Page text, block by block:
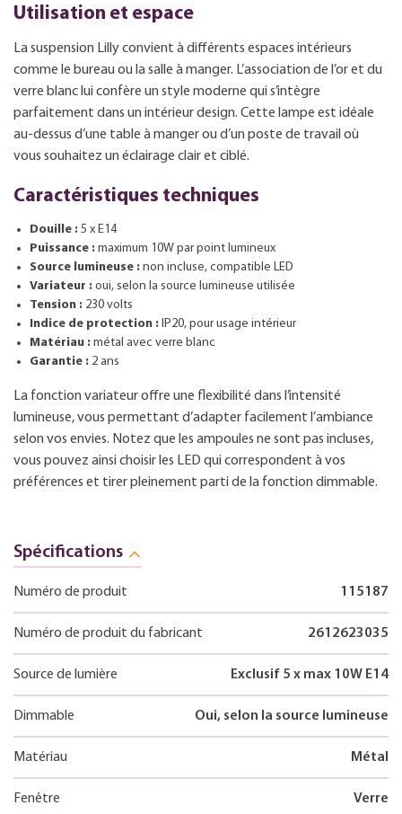
Utilisation et espace
La suspension Lilly convient à différents espaces intérieurs
comme le bureau ou la salle à manger. L’association de l’or et du
verre blanc lui confère un style moderne qui s’intègre
parfaitement dans un intérieur design. Cette lampe est idéale
au-dessus d’une table à manger ou d’un poste de travail où
vous souhaitez un éclairage clair et ciblé.
Caractéristiques techniques
Douille : 5 x E14
Puissance : maximum 10W par point lumineux
Source lumineuse : non incluse, compatible LED
Variateur : oui, selon la source lumineuse utilisée
Tension : 230 volts
Indice de protection : IP20, pour usage intérieur
Matériau : métal avec verre blanc
Garantie : 2 ans
La fonction variateur offre une flexibilité dans l’intensité
lumineuse, vous permettant d’adapter facilement l’ambiance
selon vos envies. Notez que les ampoules ne sont pas incluses,
vous pouvez ainsi choisir les LED qui correspondent à vos
préférences et tirer pleinement parti de la fonction dimmable.
Spécifications
Numéro de produit 115187
Numéro de produit du fabricant 2612623035
Source de lumière Exclusif 5 x max 10W E14
Dimmable Oui, selon la source lumineuse
Matériau Métal
Fenêtre Verre